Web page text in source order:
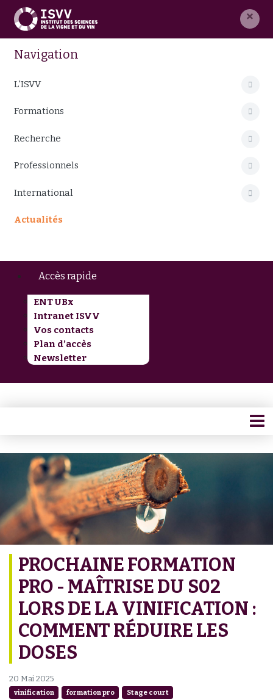
×
Navigation
L'ISVV
Formations
Recherche
Professionnels
International
Actualités
Accès rapide
ENT UBx
Intranet ISVV
Vos contacts
Plan d’accès
Newsletter
PROCHAINE FORMATION
PRO - MAÎTRISE DU S02
LORS DE LA VINIFICATION :
COMMENT RÉDUIRE LES
DOSES
20 Mai 2025
vinification formation pro Stage court